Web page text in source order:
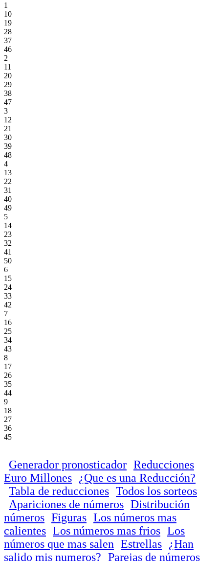
1
10
19
28
37
46
2
11
20
29
38
47
3
12
21
30
39
48
4
13
22
31
40
49
5
14
23
32
41
50
6
15
24
33
42
7
16
25
34
43
8
17
26
35
44
9
18
27
36
45
Generador pronosticador Reducciones
Euro Millones
¿Que es una Reducción?
Tabla de reducciones Todos los sorteos
Apariciones de números Distribución
números Figuras Los números mas
calientes Los números mas frios Los
números que mas salen Estrellas
¿Han
salido mis numeros? Parejas de números